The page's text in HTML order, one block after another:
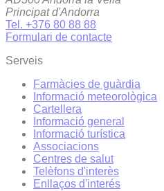
Principat d'Andorra
Tel. +376 80 88 88
Formulari de contacte
Serveis
Farmàcies de guàrdia
Informació meteorològica
Cartellera
Informació general
Informació turística
Associacions
Centres de salut
Telèfons d'interès
Enllaços d'interés